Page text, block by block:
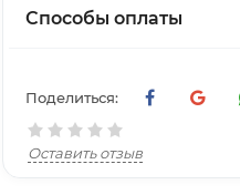
Способы оплаты
Поделиться:
Оставить отзыв